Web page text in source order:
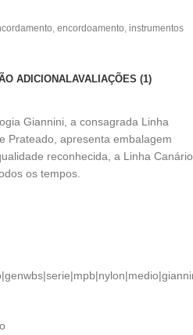
, encordoamento, instrumentos
ADICIONALAVALIAÇÕES (1)
Giannini, a consagrada Linha
Prateado, apresenta embalagem
reconhecida, a Linha Canário
os tempos.